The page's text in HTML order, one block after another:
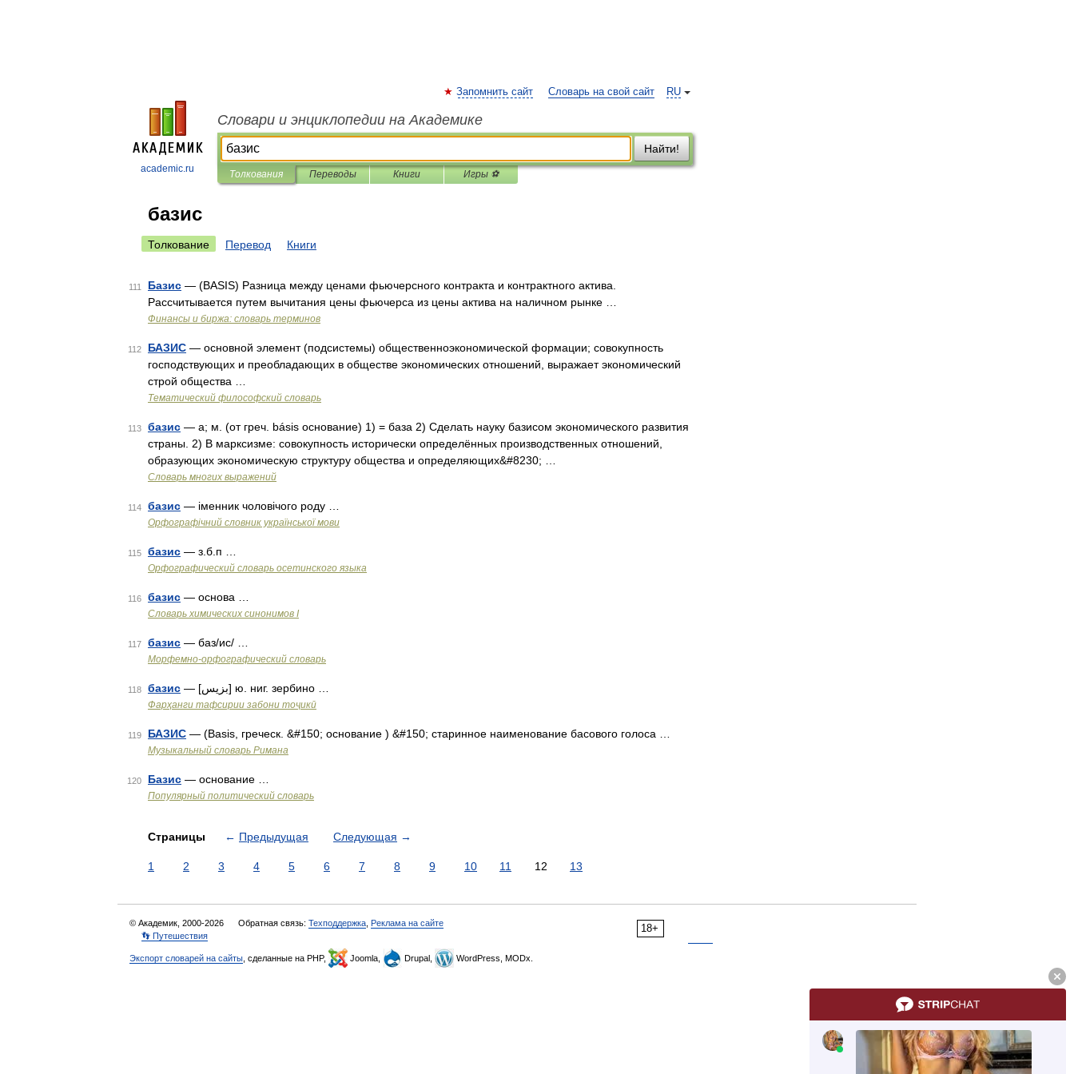
academic.ru
RU
Запомнить сайт Словарь на свой сайт
Словари и энциклопедии на Академике
Найти!
Толкования Переводы Книги Игры ⚽
базис
Толкование Перевод Книги
111 Базис — (BASIS) Разница между ценами фьючерсного контракта и контрактного актива.
Рассчитывается путем вычитания цены фьючерса из цены актива на наличном рынке …
Финансы и биржа: словарь терминов
112 БАЗИС — основной элемент (подсистемы) общественноэкономической формации; совокупность
господствующих и преобладающих в обществе экономических отношений, выражает экономический
строй общества …
Тематический философский словарь
113 базис — а; м. (от греч. básis основание) 1) = база 2) Сделать науку базисом экономического развития
страны. 2) В марксизме: совокупность исторически определённых производственных отношений,
образующих экономическую структуру общества и определяющих&#8230; …
Словарь многих выражений
114 базис — іменник чоловічого роду …
Орфографічний словник української мови
115 базис — з.б.п …
Орфографический словарь осетинского языка
116 базис — основа …
Cловарь химических синонимов I
117 базис — баз/ис/ …
Морфемно-орфографический словарь
118 базис — [بزيس] ю. ниг. зербино …
Фарҳанги тафсирии забони тоҷикӣ
119 БАЗИС — (Basis, греческ. &#150; основание ) &#150; старинное наименование басового голоса …
Музыкальный словарь Римана
120 Базис — основание …
Популярный политический словарь
Страницы ← Предыдущая Следующая →
1 2 3 4 5 6 7 8 9 10 11 12 13
18+
© Академик, 2000-2026 Обратная связь: Техподдержка Реклама на сайте
👣 Путешествия
Экспорт словарей на сайты , сделанные на PHP, Joomla, Drupal, WordPress, MODx.